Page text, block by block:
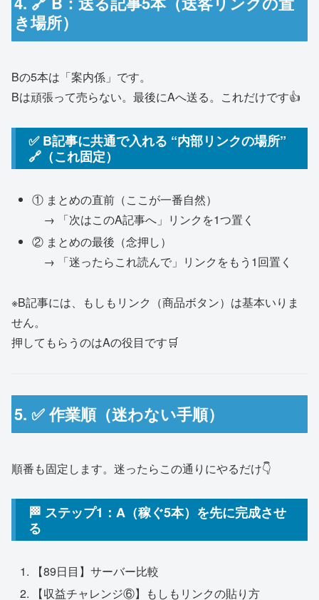
き場所）
Bの5本は「案内係」です。
Bは頑張って売らない。最後にAへ送る。これだけです👍
✅ B記事に共通で入れる “内部リンクの場所”
🔗（これ固定）
① まとめの直前（ここが一番自然）
→ 「次はこのA記事へ」リンクを1つ置く
② まとめの最後（念押し）
→ 「迷ったらこれ読んで」リンクをもう1回置く
※B記事には、もしもリンク（商品ボタン）は基本いりま
せん。
押してもらうのはAの役目です🛒
5. ✅ 作業順（迷わない手順）
順番も固定します。迷ったらこの通りにやるだけ👇
🏁 ステップ1：A（稼ぐ5本）を先に完成させ
る
【89日目】サーバー比較
【収益チャレンジ⑥】もしもリンクの貼り方